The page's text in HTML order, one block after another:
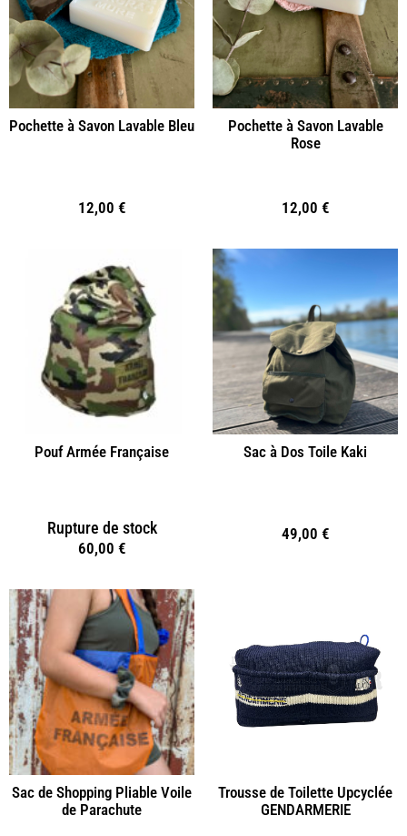
Pochette à Savon Lavable Bleu
12,00 €
Pochette à Savon Lavable
Rose
12,00 €
Pouf Armée Française
Rupture de stock
60,00 €
Sac à Dos Toile Kaki
49,00 €
Sac de Shopping Pliable Voile
de Parachute
Trousse de Toilette Upcyclée
GENDARMERIE